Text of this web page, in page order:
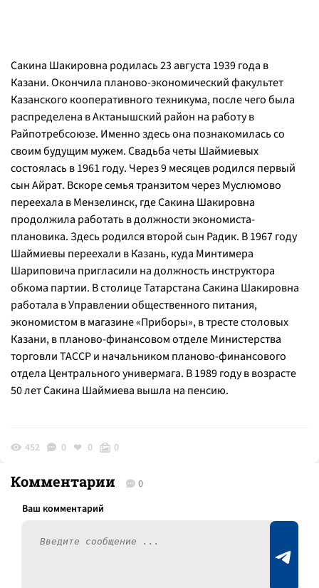
Сакина Шакировна родилась 23 августа 1939 года в
Казани. Окончила планово-экономический факультет
Казанского кооперативного техникума, после чего была
распределена в Актанышский район на работу в
Райпотребсоюзе. Именно здесь она познакомилась со
своим будущим мужем. Свадьба четы Шаймиевых
состоялась в 1961 году. Через 9 месяцев родился первый
сын Айрат. Вскоре семья транзитом через Муслюмово
переехала в Мензелинск, где Сакина Шакировна
продолжила работать в должности экономиста-
плановика. Здесь родился второй сын Радик. В 1967 году
Шаймиевы переехали в Казань, куда Минтимера
Шариповича пригласили на должность инструктора
обкома партии. В столице Татарстана Сакина Шакировна
работала в Управлении общественного питания,
экономистом в магазине «Приборы», в тресте столовых
Казани, в планово-финансовом отделе Министерства
торговли ТАССР и начальником планово-финансового
отдела Центрального универмага. В 1989 году в возрасте
50 лет Сакина Шаймиева вышла на пенсию.
452 0 0 0
Комментарии 0